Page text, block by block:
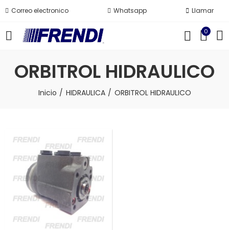
Correo electronico Whatsapp Llamar
0
ORBITROL HIDRAULICO
Inicio HIDRAULICA ORBITROL HIDRAULICO